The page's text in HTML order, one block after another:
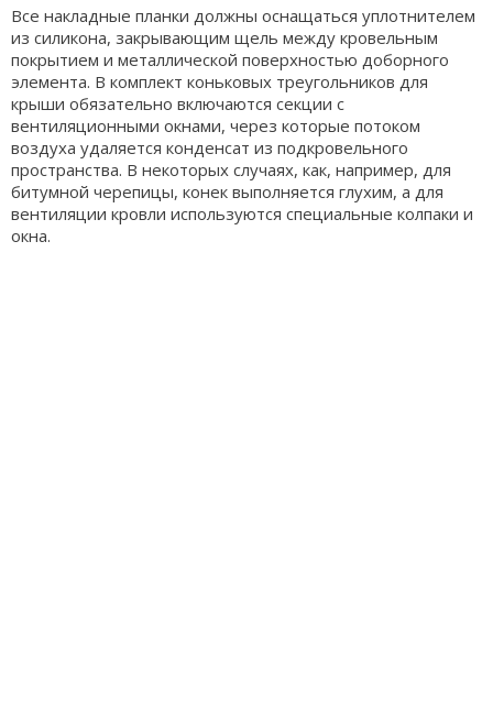
Все накладные планки должны оснащаться уплотнителем
из силикона, закрывающим щель между кровельным
покрытием и металлической поверхностью доборного
элемента. В комплект коньковых треугольников для
крыши обязательно включаются секции с
вентиляционными окнами, через которые потоком
воздуха удаляется конденсат из подкровельного
пространства. В некоторых случаях, как, например, для
битумной черепицы, конек выполняется глухим, а для
вентиляции кровли используются специальные колпаки и
окна.